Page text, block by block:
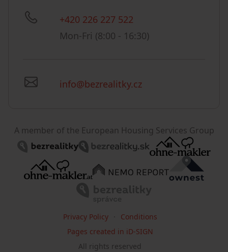
+420 226 227 522
Mon-Fri (8:00 - 16:30)
info@bezrealitky.cz
A member of the European Housing Services Group
All rights reserved
Privacy Policy
Conditions
Pages created in iD-SIGN